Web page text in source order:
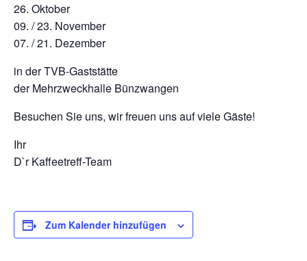
26. Oktober
09. / 23. November
07. / 21. Dezember
in der TVB-Gaststätte
der Mehrzweckhalle Bünzwangen
Besuchen Sie uns, wir freuen uns auf viele Gäste!
Ihr
D`r Kaffeetreff-Team
Zum Kalender hinzufügen